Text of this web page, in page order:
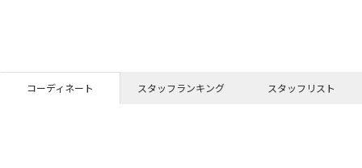
コーディネート スタッフランキング スタッフリスト